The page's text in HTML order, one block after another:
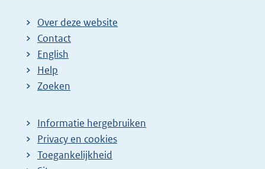
Over deze website
Contact
English
Help
Zoeken
Informatie hergebruiken
Privacy en cookies
Toegankelijkheid